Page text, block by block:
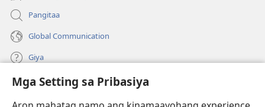
Mga Setting sa Pribasiya
Pangitaa
Global Communication
Giya
Donasyon
(mo-
open